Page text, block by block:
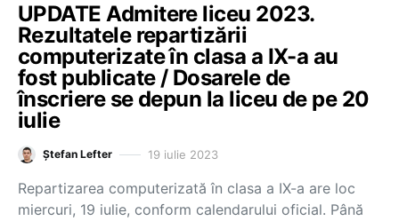
UPDATE Admitere liceu 2023.
Rezultatele repartizării
computerizate în clasa a IX-a au
fost publicate / Dosarele de
înscriere se depun la liceu de pe 20
iulie
Ștefan Lefter 19 iulie 2023
Repartizarea computerizată în clasa a IX-a are loc
miercuri, 19 iulie, conform calendarului oficial. Până